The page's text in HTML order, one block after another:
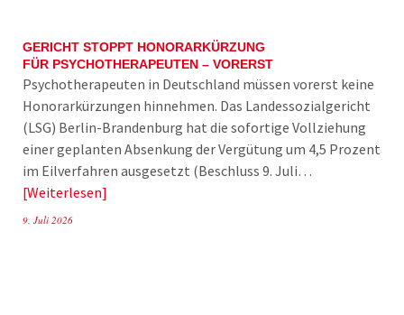
GERICHT STOPPT HONORARKÜRZUNG
FÜR PSYCHOTHERAPEUTEN – VORERST
Psychotherapeuten in Deutschland müssen vorerst keine
Honorarkürzungen hinnehmen. Das Landessozialgericht
(LSG) Berlin-Brandenburg hat die sofortige Vollziehung
einer geplanten Absenkung der Vergütung um 4,5 Prozent
im Eilverfahren ausgesetzt (Beschluss 9. Juli…
Weiterlesen
9. Juli 2026